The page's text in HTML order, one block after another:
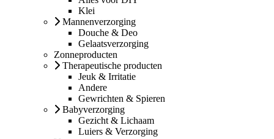
Klei
Mannenverzorging
Douche & Deo
Gelaatsverzorging
Zonneproducten
Therapeutische producten
Jeuk & Irritatie
Andere
Gewrichten & Spieren
Babyverzorging
Gezicht & Lichaam
Luiers & Verzorging